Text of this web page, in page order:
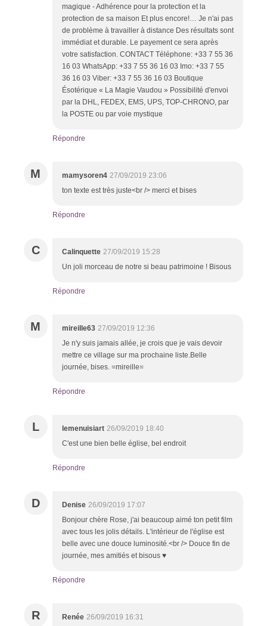
magique - Adhérence pour la protection et la
protection de sa maison Et plus encore!… Je n'ai pas
de problème à travailler à distance Des résultats sont
immédiat et durable. Le payement ce sera après
votre satisfaction. CONTACT Téléphone: +33 7 55 36
16 03 WhatsApp: +33 7 55 36 16 03 Imo: +33 7 55
36 16 03 Viber: +33 7 55 36 16 03 Boutique
Ésotérique « La Magie Vaudou » Possibilité d'envoi
par la DHL, FEDEX, EMS, UPS, TOP-CHRONO, par
la POSTE ou par voie mystique
Répondre
M mamysoren4 27/09/2019 23:06
ton texte est très juste<br /> merci et bises
Répondre
C Calinquette 27/09/2019 15:28
Un joli morceau de notre si beau patrimoine ! Bisous
Répondre
M mireille63 27/09/2019 12:36
Je n'y suis jamais allée, je crois que je vais devoir
mettre ce village sur ma prochaine liste.Belle
journée, bises. =mireille=
Répondre
L lemenuisiart 26/09/2019 18:40
C'est une bien belle église, bel endroit
Répondre
D Denise 26/09/2019 17:07
Bonjour chère Rose, j'ai beaucoup aimé ton petit film
avec tous les jolis détails. L'intérieur de l'église est
belle avec une douce luminosité.<br /> Douce fin de
journée, mes amitiés et bisous ♥
Répondre
R Renée 26/09/2019 16:31